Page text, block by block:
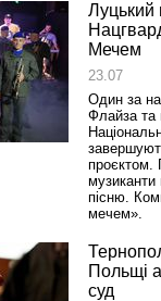
Луцький
Мечем
23.07
Один за
Флайза та
проєктом.
музиканти
пісню.
мечем».
Польщі
суд